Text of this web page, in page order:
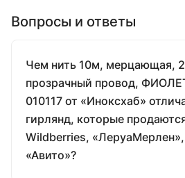
Вопросы и ответы
Чем нить 10м, мерцающая,
прозрачный провод,
010117 от «Иноксхаб»
гирлянд, которые
Wildberries,
«Авито»?